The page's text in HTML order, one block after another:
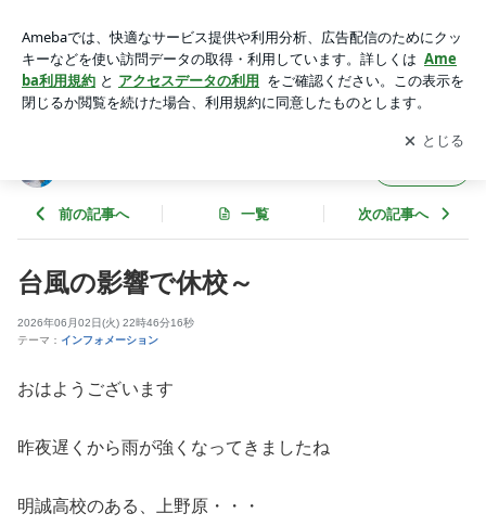
MP
アプリをダウンロードして ブログの更新通知
を受け取りまし
ょう。
開く
前の記事へ 一覧 次の記事へ
台風の影響で休校～
2026年06月02日(火) 22時46分16秒
テーマ： インフォメーション
おはようございます
昨夜遅くから雨が強くなってきましたね
明誠高校のある、上野原・・・